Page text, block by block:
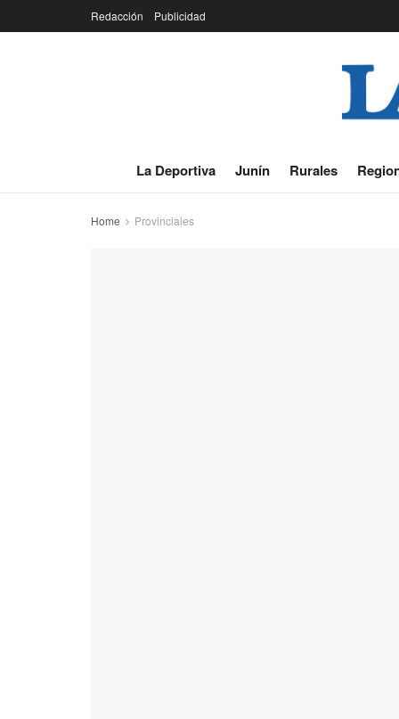
Redacción Publicidad
La Deportiva Junín Rurales
Home Provinciales